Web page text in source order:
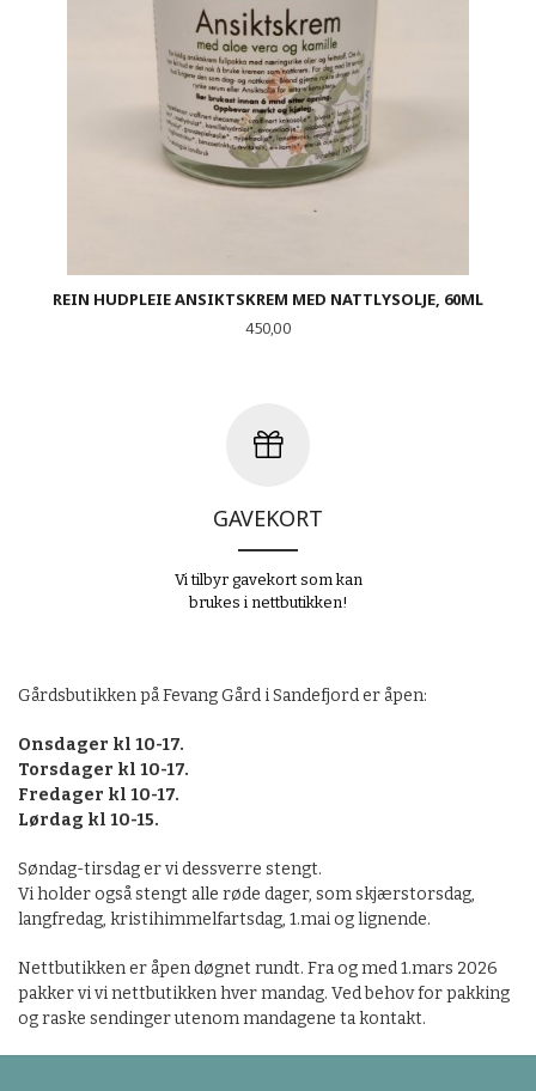
REIN HUDPLEIE ANSIKTSKREM MED NATTLYSOLJE, 60ML
Pris
450,00
GAVEKORT
Vi tilbyr gavekort som kan
brukes i nettbutikken!
Gårdsbutikken på Fevang Gård i Sandefjord er åpen:
Onsdager kl 10-17.
Torsdager kl 10-17.
Fredager kl 10-17.
Lørdag kl 10-15.
Søndag-tirsdag er vi dessverre stengt.
Vi holder også stengt alle røde dager, som skjærstorsdag,
langfredag, kristihimmelfartsdag, 1.mai og lignende.
Nettbutikken er åpen døgnet rundt. Fra og med 1.mars 2026
pakker vi vi nettbutikken hver mandag. Ved behov for pakking
og raske sendinger utenom mandagene ta kontakt.